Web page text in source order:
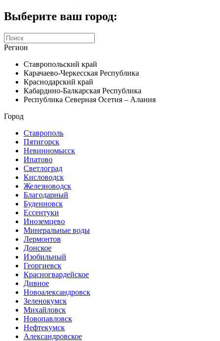
Выберите ваш город:
Регион
Ставропольский край
Карачаево-Черкесская Республика
Краснодарский край
Кабардино-Балкарская Республика
Республика Северная Осетия – Алания
Город
Ставрополь
Пятигорск
Невинномысск
Ипатово
Светлоград
Кисловодск
Железноводск
Благодарный
Буденновск
Ессентуки
Иноземцево
Минеральные воды
Лермонтов
Донское
Изобильный
Георгиевск
Красногвардейское
Дивное
Новоалександровск
Зеленокумск
Михайловск
Новопавловск
Нефтекумск
Александровское